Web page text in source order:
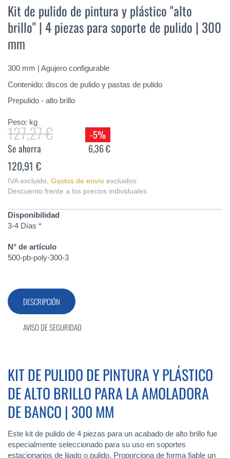
comienzo
de
la
galería
imágenes
Kit de pulido de pintura y plástico "alto
brillo" | 4 piezas para soporte de pulido | 300
mm
300 mm | Agujero configurable
Contenido: discos de pulido y pastas de pulido
Prepulido - alto brillo
Peso: kg
127,27 €
-5%
Se ahorra
6,36 €
120,91 €
IVA excluido, Gastos de envío excluidos
Descuento frente a los precios individuales
Disponibilidad
3-4 Días *
N° de artículo
500-pb-poly-300-3
DESCRIPCIÓN
KIT DE PULIDO DE PINTURA Y PLÁSTICO
DE ALTO BRILLO PARA LA AMOLADORA
DE BANCO | 300 MM
Este kit de pulido de 4 piezas para un acabado de alto brillo fue
especialmente seleccionado para su uso en soportes
estacionarios de lijado o pulido. Proporciona de forma fiable un
AVISO DE SEGURIDAD